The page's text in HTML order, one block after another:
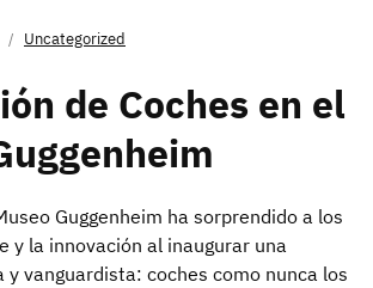
Uncategorized
de Coches en el
Guggenheim ha sorprendido a los
y la innovación al inaugurar una
y vanguardista: coches como nunca los